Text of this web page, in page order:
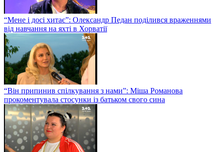
“Мене і досі хитає”: Олександр Педан поділився враженнями
від навчання на яхті в Хорватії
“Він припинив спілкування з нами”: Міша Романова
прокоментувала стосунки із батьком свого сина